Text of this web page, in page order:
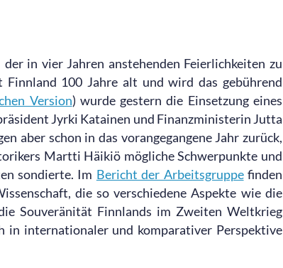
in vier Jahren anstehenden Feierlichkeiten zu
100 Jahre alt und wird das gebührend
Version) wurde gestern die Einsetzung eines
Jyrki Katainen und Finanzministerin Jutta
aber schon in das vorangegangene Jahr zurück,
Martti Häikiö mögliche Schwerpunkte und
sondierte. Im Bericht der Arbeitsgruppefinden
die so verschiedene Aspekte wie die
Souveränität Finnlands im Zweiten Weltkrieg
in internationaler und komparativer Perspektive